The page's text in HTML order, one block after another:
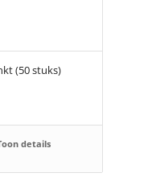
(50 stuks)
details